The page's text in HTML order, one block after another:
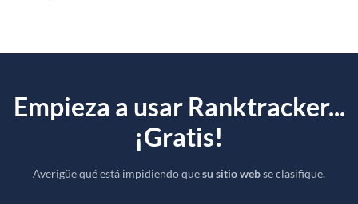
Empieza a usar Ranktracker...
¡Gratis!
Averigüe qué está impidiendo quesu sitio webse clasifique.